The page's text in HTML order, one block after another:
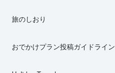
旅のしおり
おでかけプラン投稿ガイドライン